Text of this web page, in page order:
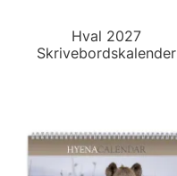
Hval 2027
Skrivebordskalender